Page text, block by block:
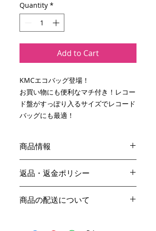
Quantity *
Add to Cart
KMCエコバッグ登場！
お買い物にも便利なマチ付き！レコー
ド盤がすっぽり入るサイズでレコード
バッグにも最適！
商品情報
厚み 10オンス
コットン
返品・返金ポリシー
連絡ください。交換、返品、返金のご
商品の配送について
毎週水曜発送